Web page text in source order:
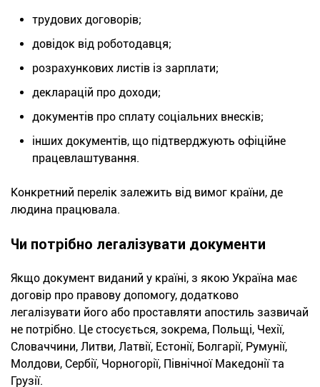
трудових договорів;
довідок від роботодавця;
розрахункових листів із зарплати;
декларацій про доходи;
документів про сплату соціальних внесків;
інших документів, що підтверджують офіційне
працевлаштування.
Конкретний перелік залежить від вимог країни, де
людина працювала.
Чи потрібно легалізувати документи
Якщо документ виданий у країні, з якою Україна має
договір про правову допомогу, додатково
легалізувати його або проставляти апостиль зазвичай
не потрібно. Це стосується, зокрема, Польщі, Чехії,
Словаччини, Литви, Латвії, Естонії, Болгарії, Румунії,
Молдови, Сербії, Чорногорії, Північної Македонії та
Грузії.